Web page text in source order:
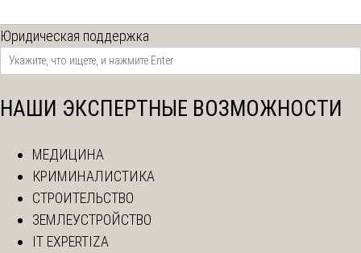
Юридическая поддержка
НАШИ ЭКСПЕРТНЫЕ ВОЗМОЖНОСТИ
МЕДИЦИНА
КРИМИНАЛИСТИКА
СТРОИТЕЛЬСТВО
ЗЕМЛЕУСТРОЙСТВО
IT EXPERTIZA